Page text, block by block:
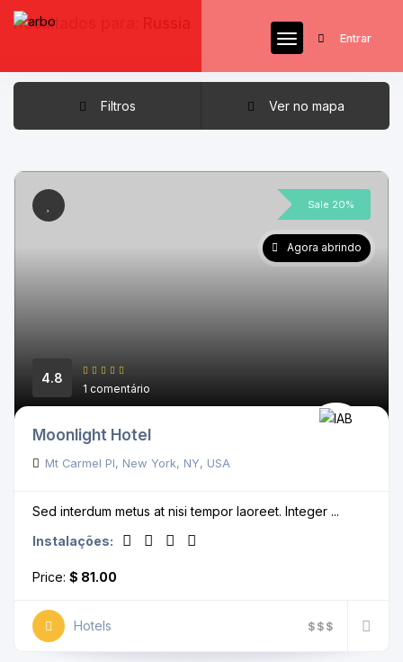
Entrar
Resultados para:
Filtros Ver no mapa
Sale 20%
Agora abrindo
4.8
1 comentário
Moonlight Hotel
Mt Carmel Pl, New York, NY, USA
Sed interdum metus at nisi tempor laoreet. Integer ...
Instalações:
Price: $ 81.00
Hotels $ $ $